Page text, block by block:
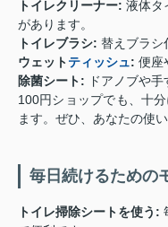
トイレクリーナー: 液体タ
があります。
トイレブラシ: 替えブラシ
ウェットティッシュ: 便座
除菌シート: ドアノブや手
100円ショップでも、十
ます。ぜひ、あなたの使
毎日続けるための
トイレ掃除シートを使う: